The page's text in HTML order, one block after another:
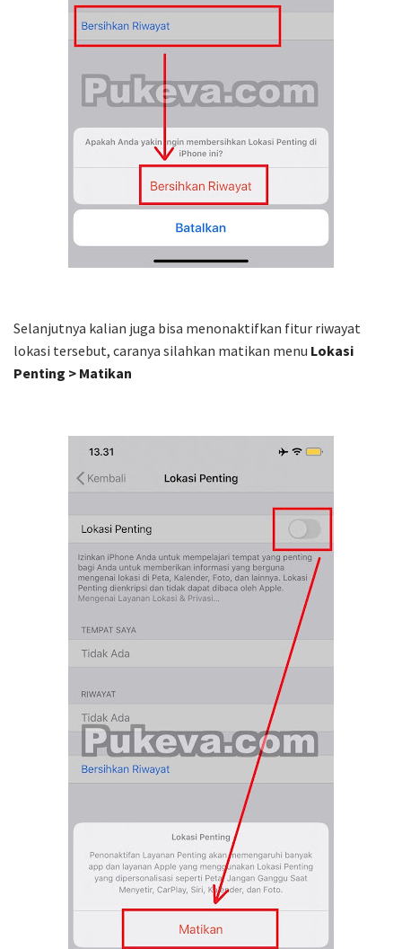
Selanjutnya kalian juga bisa menonaktifkan fitur riwayat
lokasi tersebut, caranya silahkan matikan menu Lokasi
Penting > Matikan